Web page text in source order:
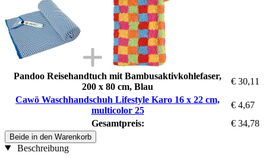
Pandoo Reisehandtuch mit Bambusaktivkohlefaser,
200 x 80 cm, Blau
€ 30,11
Cawö Waschhandschuh Lifestyle Karo 16 x 22 cm,
multicolor 25
€ 4,67
Gesamtpreis:
€ 34,78
Beide in den Warenkorb
Beschreibung